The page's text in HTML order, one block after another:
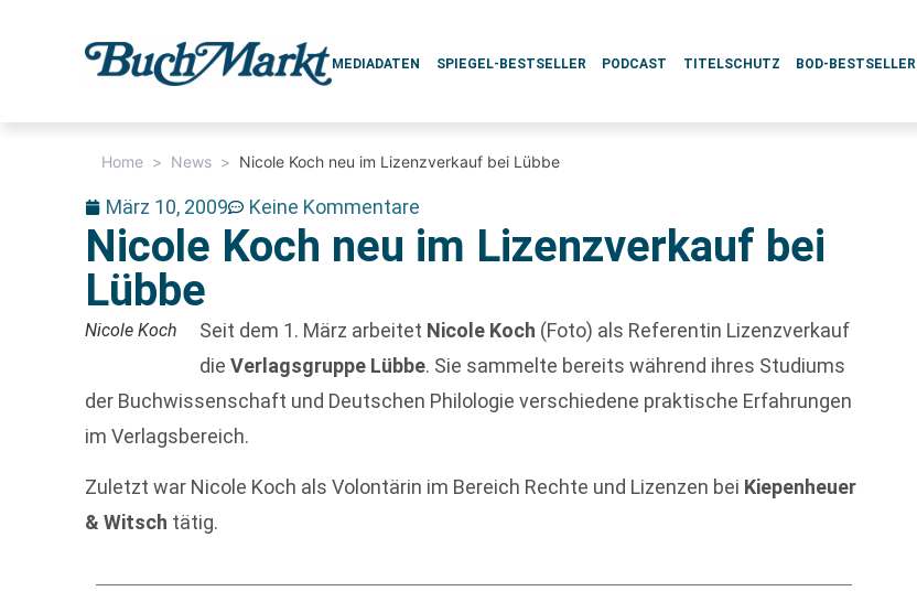
MEDIADATEN SPIEGEL-BESTSELLER PODCAST TITELSCHUTZ BOD-BESTSELLER
Home > News > Nicole Koch neu im Lizenzverkauf bei Lübbe
März 10, 2009 Keine Kommentare
Nicole Koch neu im Lizenzverkauf bei
Lübbe
Nicole Koch Seit dem 1. März arbeitet Nicole Koch (Foto) als Referentin Lizenzverkauf
dieVerlagsgruppe Lübbe. Sie sammelte bereits während ihres Studiums
der Buchwissenschaft und Deutschen Philologie verschiedene praktische Erfahrungen
im Verlagsbereich.
Zuletzt war Nicole Koch als Volontärin im Bereich Rechte und Lizenzen bei Kiepenheuer
& Witsch tätig.